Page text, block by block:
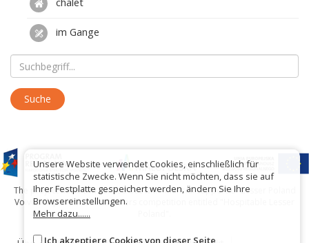
im Gange
The project has been carried out with financial support of Lesser Poland
Voivodship within tourist offers competition entitled "Hospitable Lesser
Unsere Website verwendet Cookies, einschließlich für
statistische Zwecke. Wenn Sie nicht möchten, dass sie auf
Ihrer Festplatte gespeichert werden, ändern Sie Ihre
Browsereinstellungen.
Mehr dazu......